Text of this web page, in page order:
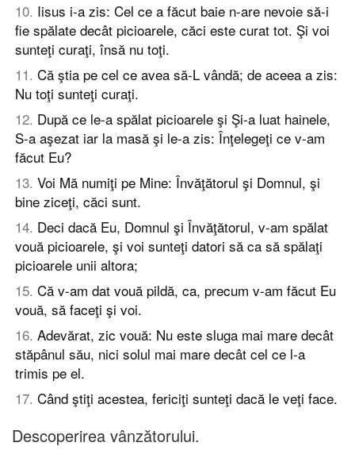
10. Iisus i-a zis: Cel ce a făcut baie n-are nevoie să-i
fie spălate decât picioarele, căci este curat tot. Şi voi
sunteţi curaţi, însă nu toţi.
11. Că ştia pe cel ce avea să-L vândă; de aceea a zis:
Nu toţi sunteţi curaţi.
12. După ce le-a spălat picioarele şi Şi-a luat hainele,
S-a aşezat iar la masă şi le-a zis: Înţelegeţi ce v-am
făcut Eu?
13. Voi Mă numiţi pe Mine: Învăţătorul şi Domnul, şi
bine ziceţi, căci sunt.
14. Deci dacă Eu, Domnul şi Învăţătorul, v-am spălat
vouă picioarele, şi voi sunteţi datori să ca să spălaţi
picioarele unii altora;
15. Că v-am dat vouă pildă, ca, precum v-am făcut Eu
vouă, să faceţi şi voi.
16. Adevărat, zic vouă: Nu este sluga mai mare decât
stăpânul său, nici solul mai mare decât cel ce l-a
trimis pe el.
17. Când ştiţi acestea, fericiţi sunteţi dacă le veţi face.
Descoperirea vânzătorului.